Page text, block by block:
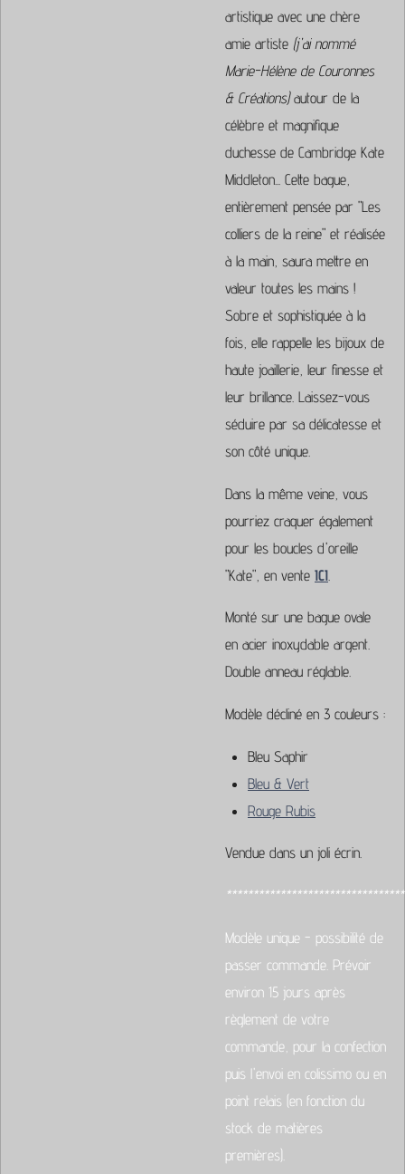
artistique avec une chère
amie artiste (j'ai nommé
Marie-Hélène de Couronnes
& Créations)autour de la
célèbre et magnifique
duchesse de Cambridge Kate
Middleton... Cette bague,
entièrement pensée par "Les
colliers de la reine" et réalisée
à la main, saura mettre en
valeur toutes les mains !
Sobre et sophistiquée à la
fois, elle rappelle les bijoux de
haute joaillerie, leur finesse et
leur brillance. Laissez-vous
séduire par sa délicatesse et
son côté unique.
Dans la même veine, vous
pourriez craquer également
pour les boucles d'oreille
"Kate", en vente ICI
Monté sur une bague ovale
en acier inoxydable argent.
Double anneau réglable.
Modèle décliné en 3 couleurs :
Bleu Saphir
Bleu & Vert
Rouge Rubis
Vendue dans un joli écrin.
Modèle unique - possibilité de
passer commande. Prévoir
environ 15 jours après
règlement de votre
commande, pour la confection
puis l'envoi en colissimo ou en
point relais (en fonction du
stock de matières
premières).